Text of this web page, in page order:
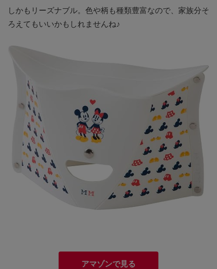
しかもリーズナブル。色や柄も種類豊富なので、家族分そ
ろえてもいいかもしれませんね♪
アマゾンで見る